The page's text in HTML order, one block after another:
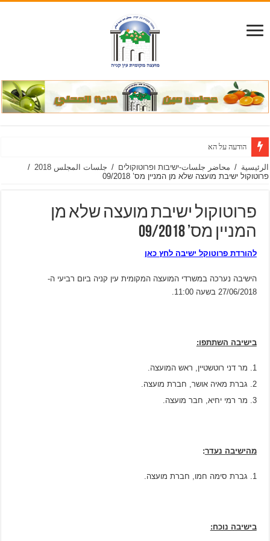
הודעה על הארכת מועד להגשת הצ
الرئيسية / محاضر جلسات-ישיבות ופרוטוקולים / جلسات المجلس 2018
/
פרוטוקול ישיבת מועצה שלא מן המניין מס’ 09/2018
פרוטוקול ישיבת מועצה שלא מן
המניין מס’ 09/2018
להורדת פרוטוקל ישיבה לחץ כאן
הישיבה נערכה במשרדי המועצה המקומית עין קניה ביום רביעי ה-
27/06/2018 בשעה 11:00.
בישיבה השתתפו:
מר דני רוטשטיין, ראש המועצה.
גברת מאיה אושר, חברת מועצה.
מר רמי יחיא, חבר מועצה.
מהישיבה נעדר:
גברת סימה חמו, חברת מועצה.
בישיבה נוכח: